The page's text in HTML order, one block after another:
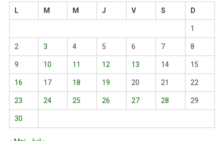
L
M M J V S D
1
2 3 4 5 6 7 8
9 10 11 12 13 14 15
16 17 18 19 20 21 22
23 24 25 26 27 28 29
30